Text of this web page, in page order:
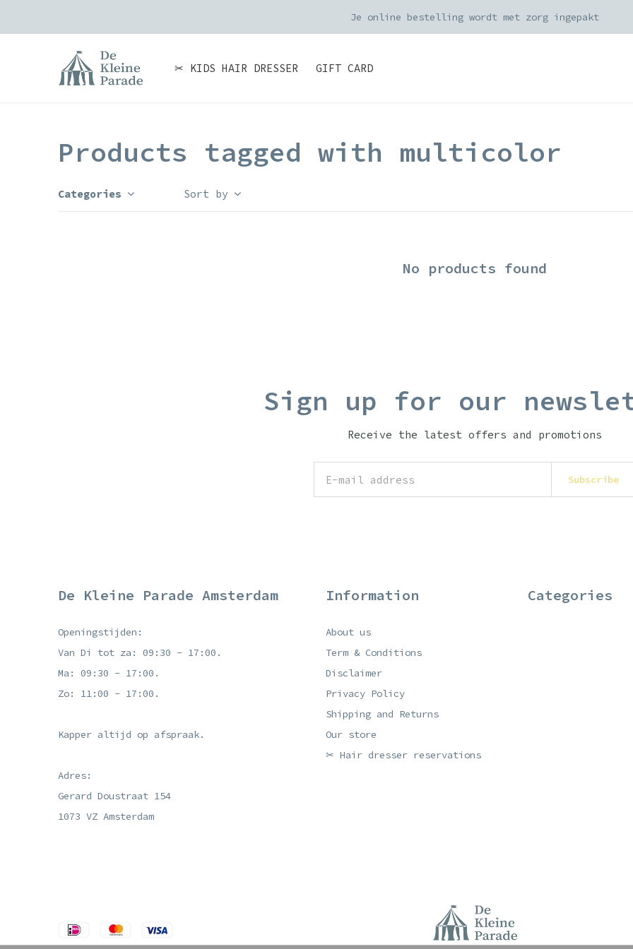
✂ KIDS HAIR DRESSER GIFT CARD
Je online bestelling wordt met zorg ingepakt
Products tagged with multicolor
Categories Sort by
No products found
Sign up for our
Receive the latest offers and promotions
Subscribe
De Kleine Parade Amsterdam
Openingstijden:
Van Di tot za: 09:30 - 17:00.
Ma: 09:30 - 17:00.
Zo: 11:00 - 17:00.
Kapper altijd op afspraak.
Adres:
Gerard Doustraat 154
1073 VZ Amsterdam
Information
About us
Term & Conditions
Disclaimer
Privacy Policy
Shipping and Returns
Our store
✂ Hair dresser reservations
Categories